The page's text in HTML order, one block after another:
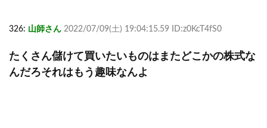
326: 山師さん 2022/07/09(土) 19:04:15.59 ID:z0KcT4fS0
たくさん儲けて買いたいものはまたどこかの株式な
んだろそれはもう趣味なんよ